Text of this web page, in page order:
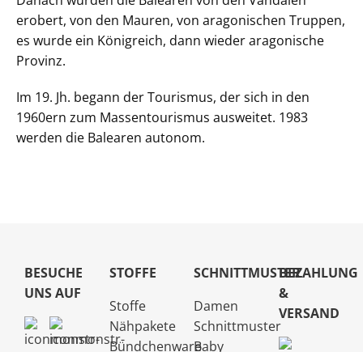
erobert, von den Mauren, von aragonischen Truppen,
es wurde ein Königreich, dann wieder aragonische
Provinz.
Im 19. Jh. begann der Tourismus, der sich in den
1960ern zum Massentourismus ausweitet. 1983
werden die Balearen autonom.
BESUCHE
UNS AUF
STOFFE
Stoffe
Nähpakete
Bündchenware
SCHNITTMUSTER
Damen
Schnittmuster
Baby
BEZAHLUNG
&
VERSAND